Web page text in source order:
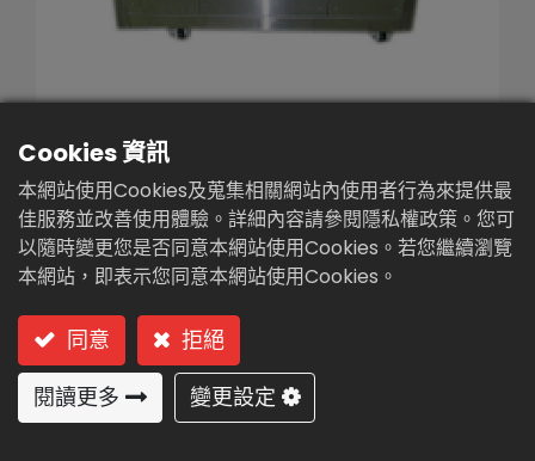
小型廚餘分解發酵處理機
(RE-200)
型號: RE-200 小型廚餘分解發酵處理機
用途:
家戶生熟廚餘廢棄物製成肥料。
餐廳、飯店、學校、部隊、大樓、社區、魚肉、
果菜市場廚餘製成有機肥。
Cookies 資訊
本網站使用Cookies及蒐集相關網站內使用者行為來提供最
佳服務並改善使用體驗。詳細內容請參閱隱私權政策。您可
以隨時變更您是否同意本網站使用Cookies。若您繼續瀏覽
本網站，即表示您同意本網站使用Cookies。
同意
拒絕
閱讀更多
變更設定